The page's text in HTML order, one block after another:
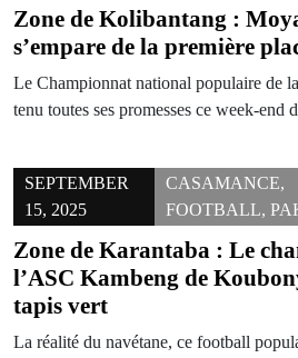
Zone de Kolibantang :
s’empare de la première
Le Championnat national populaire de
tenu toutes ses promesses ce week-end
SEPTEMBER
15, 2025
CASAMANCE,
FOOTBALL,
Zone de Karantaba : Le
l’ASC Kambeng de
tapis vert
La réalité du navétane, ce football